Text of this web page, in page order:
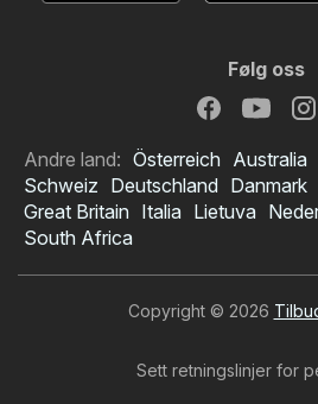
Følg oss
Andre land: Österreich Australia
Schweiz Deutschland Danmark
Great Britain Italia Lietuva
South Africa
Copyright © 2026
Sett retningslinjer for